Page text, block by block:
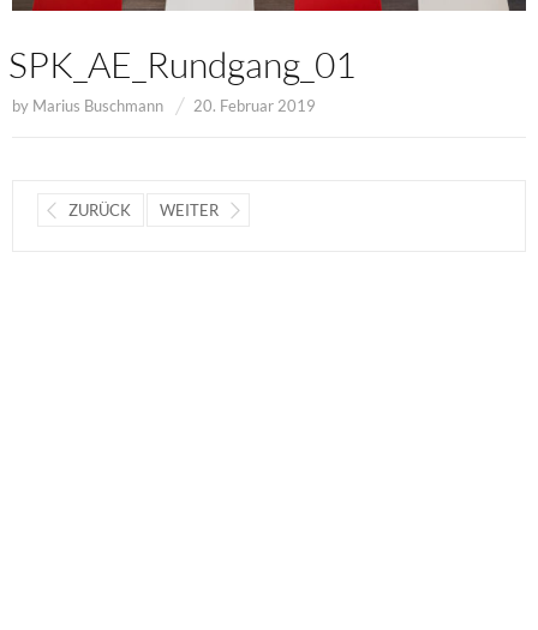
SPK_AE_Rundgang_01
by Marius Buschmann 20. Februar 2019
ZURÜCK WEITER